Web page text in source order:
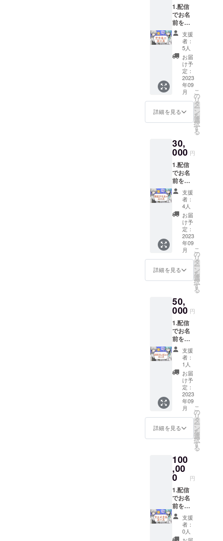
の最後
でお呼
びいた
しま
す。
★2.CF
支援者
限定会
員証は
画像で
のお渡
しで
す。
Live2D
お礼動
画 ★1.
公序良
俗に反
するお
名前は
お控え
くださ
い。
★1.公
序良俗
に反す
ると判
をお呼
びしな
い可能
性がご
ざいま
す。
★1.お
名前呼
びは配
信の
URLを
メール
し、そ
の配信
の最後
でお呼
びいた
支援者
限定会
画像で
のお渡
しで
す。
★3.お
礼動画
は1分程
度の動
画を限
定公開
にし、
支援者
URLを
メール
※本リ
ターン
の限定
URL、
お手紙
の内容
を無断
で転
載・公
1.配信
でお名
前を呼
び、感
謝させ
ていた
だきま
す。
2.CF支
援者限
定会員
証 3.オ
ズワル
ド・エ
ヴァー
ノク
デル・
エカー
ドの
Live2D
お礼動
画 4.グ
ループ
ロゴの
アクリ
ルキー
ホル
ダー
★1.公
序良俗
に反す
るお名
前はお
★1.公
序良俗
に反す
ると判
断した
場合は
お名前
をお呼
びしな
い可能
性がご
ざいま
す。
★1.お
名前呼
びは配
信の
の配信
の最後
でお呼
びいた
しま
す。
★2.CF
支援者
限定会
員証は
支援
者：
5人
お届
け予
定：
2023
年09
月
詳細を見る
こ
の
リ
タ
ー
ン
を
選
択
す
る
30,
000 円
1.配信
でお名
前を呼
び、感
謝させ
ていた
だきま
す。
2.CF支
援者限
定会員
証 3.オ
ズワル
ド・エ
ヴァー
ノク
デル・
エカー
ドの
Live2D
お礼動
画 4.グ
ループ
ロゴの
アクリ
ルキー
ホル
ダー 5.
オズワ
ルド・
ヴァー
ノク
ドCF限
定アク
リル
キーホ
ルダー
★1.公
序良俗
に反す
るお名
前はお
控えく
支援
者：
4人
お届
け予
定：
2023
年09
月
詳細を見る
こ
の
リ
タ
ー
ン
を
選
択
す
る
50,
000 円
1.配信
でお名
前を呼
び、感
謝させ
ていた
だきま
す。
2.CF支
援者限
定会員
証 3.オ
ズワル
ド・エ
ヴァー
ノク
デル・
エカー
ドの
Live2D
お礼動
画 4.グ
ループ
ロゴの
アクリ
ルキー
ホル
支援
者：
1人
お届
け予
定：
2023
年09
月
詳細を見る
こ
の
リ
タ
ー
ン
を
選
択
す
る
100
,00
0 円
1.配信
でお名
前を呼
び、感
謝させ
ていた
だきま
支援
者：
0人